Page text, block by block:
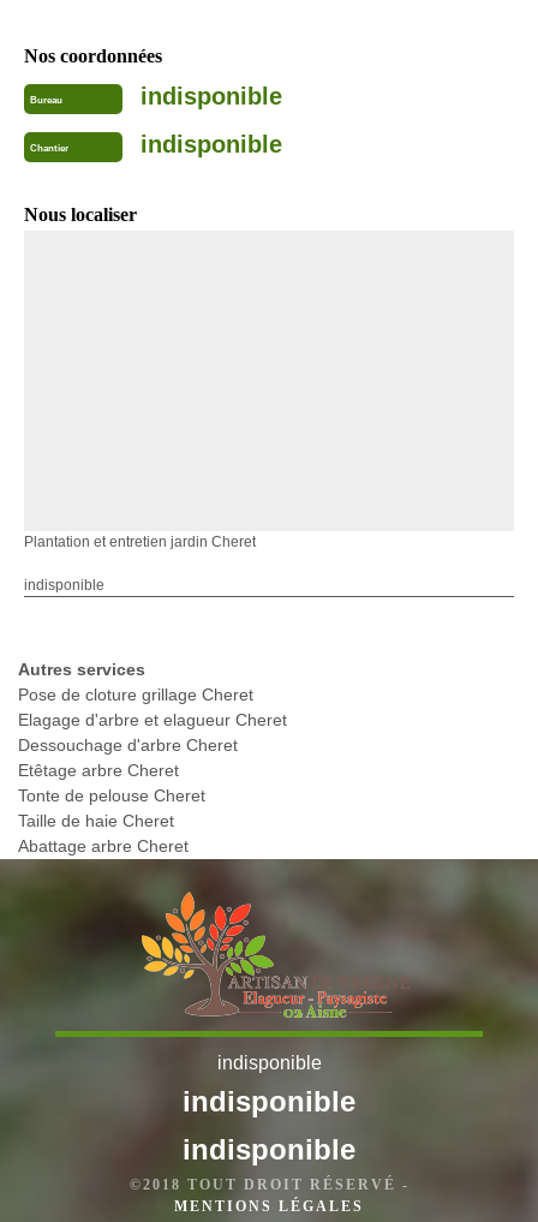
Nos coordonnées
Bureau indisponible
Chantier indisponible
Nous localiser
Plantation et entretien jardin Cheret
indisponible
Autres services
Pose de cloture grillage Cheret
Elagage d'arbre et elagueur Cheret
Dessouchage d'arbre Cheret
Etêtage arbre Cheret
Tonte de pelouse Cheret
Taille de haie Cheret
Abattage arbre Cheret
indisponible
indisponible
indisponible
©2018 TOUT DROIT RÉSERVÉ -
MENTIONS LÉGALES